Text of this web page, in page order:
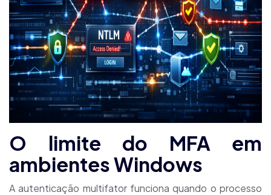
O limite do MFA em
ambientes Windows
A autenticação multifator funciona quando o processo